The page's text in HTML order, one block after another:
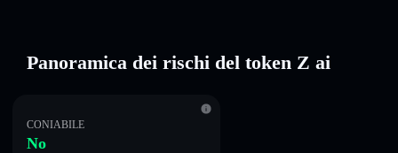
Panoramica dei rischi del token Z ai
CONIABILE
No